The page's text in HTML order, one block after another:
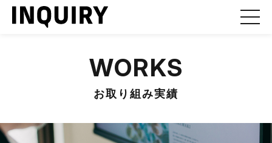
WORKS
お取り組み実績